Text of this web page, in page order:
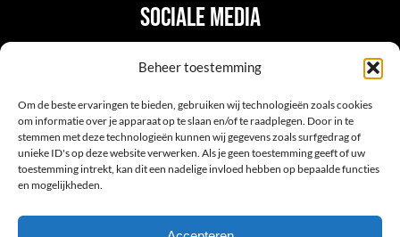
Beheer toestemming
Om de beste ervaringen te bieden, gebruiken wij technologieën zoals cookies
om informatie over je apparaat op te slaan en/of te raadplegen. Door in te
stemmen met deze technologieën kunnen wij gegevens zoals surfgedrag of
unieke ID's op deze website verwerken. Als je geen toestemming geeft of uw
toestemming intrekt, kan dit een nadelige invloed hebben op bepaalde functies
en mogelijkheden.
Sociale media